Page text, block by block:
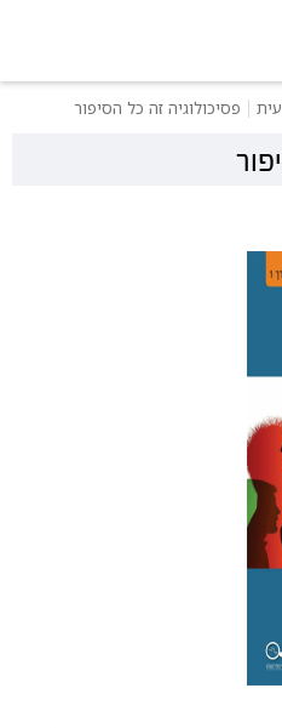
פסיכולוגיה זה כל הסיפור